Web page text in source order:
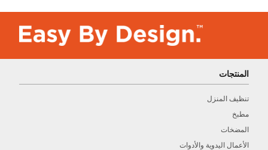
المنتجات
تنظيف المنزل
مطبخ
المضخات
الأعمال اليدوية والأدوات